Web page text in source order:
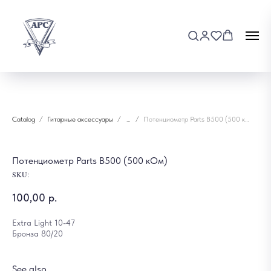
Catalog Гитарные аксессуары ... Потенциометр Parts B500 (500 кОм)
Потенциометр Parts B500 (500 кОм)
SKU:
100,00 р.
Extra Light 10-47
Бронза 80/20